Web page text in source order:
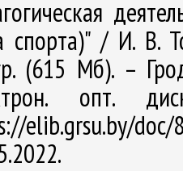
спорта)" / И. В.
(615 Мб). –
опт.
elib.grsu.by/